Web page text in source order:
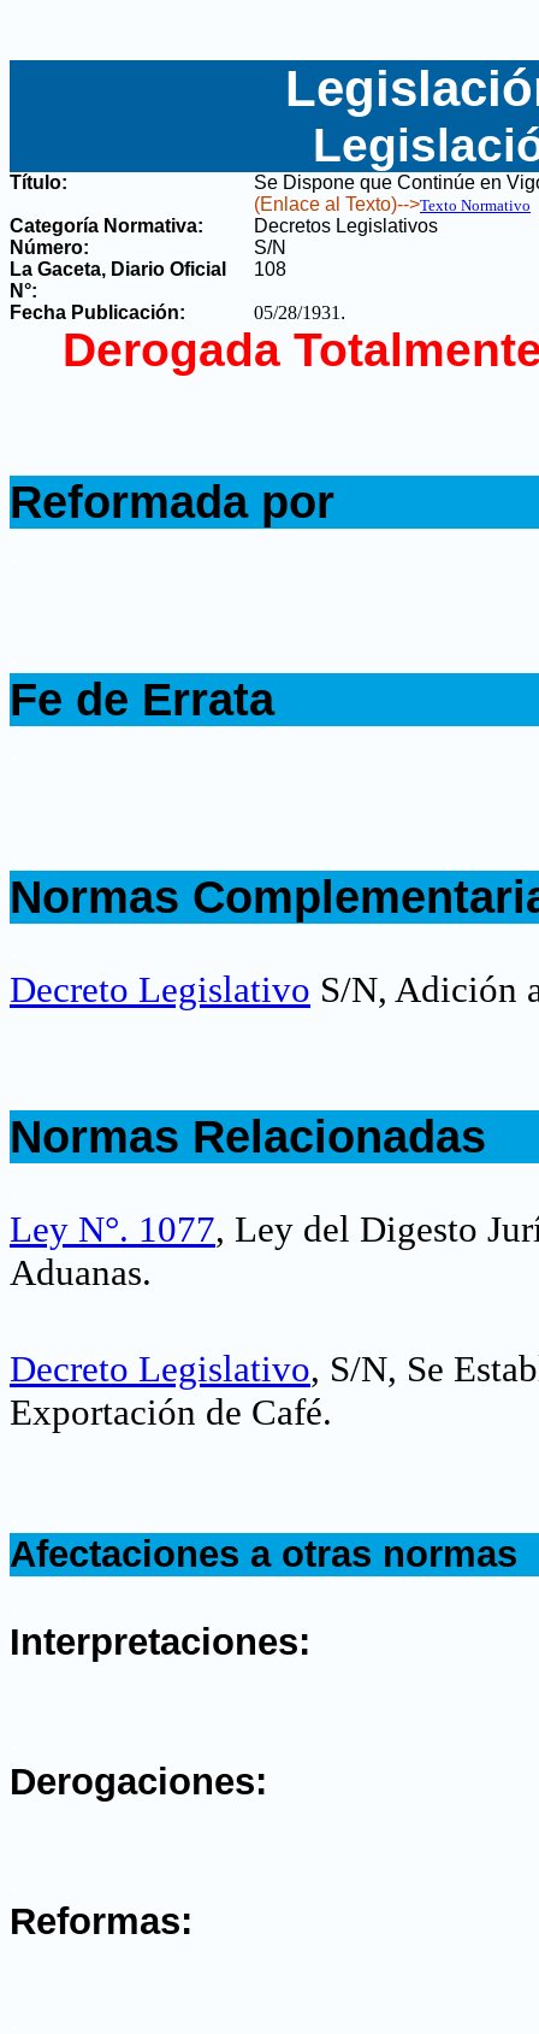
Título:
Se Dispone que Continúe en
(Enlace al Texto)-->Texto Normativo
Categoría Normativa:
Decretos Legislativos
Número:
S/N
La Gaceta, Diario Oficial
N°:
108
Fecha Publicación: 05/28/1931 .
Derogada
Reformada por
Fe de Errata
Normas
Decreto Legislativo S/N, Adición
Normas Relacionadas
Ley N°. 1077, Ley del Digesto
Aduanas.
Decreto Legislativo, S/N, Se
Exportación de Café.
Afectaciones a otras normas
Interpretaciones:
Derogaciones:
Reformas: